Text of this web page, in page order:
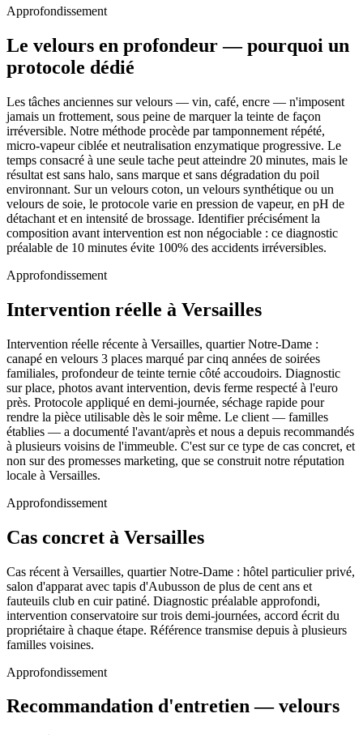
Approfondissement
Le velours en profondeur — pourquoi un
protocole dédié
Les tâches anciennes sur velours — vin, café, encre — n'imposent
jamais un frottement, sous peine de marquer la teinte de façon
irréversible. Notre méthode procède par tamponnement répété,
micro-vapeur ciblée et neutralisation enzymatique progressive. Le
temps consacré à une seule tache peut atteindre 20 minutes, mais le
résultat est sans halo, sans marque et sans dégradation du poil
environnant. Sur un velours coton, un velours synthétique ou un
velours de soie, le protocole varie en pression de vapeur, en pH de
détachant et en intensité de brossage. Identifier précisément la
composition avant intervention est non négociable : ce diagnostic
préalable de 10 minutes évite 100% des accidents irréversibles.
Approfondissement
Intervention réelle à Versailles
Intervention réelle récente à Versailles, quartier Notre-Dame :
canapé en velours 3 places marqué par cinq années de soirées
familiales, profondeur de teinte ternie côté accoudoirs. Diagnostic
sur place, photos avant intervention, devis ferme respecté à l'euro
près. Protocole appliqué en demi-journée, séchage rapide pour
rendre la pièce utilisable dès le soir même. Le client — familles
établies — a documenté l'avant/après et nous a depuis recommandés
à plusieurs voisins de l'immeuble. C'est sur ce type de cas concret, et
non sur des promesses marketing, que se construit notre réputation
locale à Versailles.
Approfondissement
Cas concret à Versailles
Cas récent à Versailles, quartier Notre-Dame : hôtel particulier privé,
salon d'apparat avec tapis d'Aubusson de plus de cent ans et
fauteuils club en cuir patiné. Diagnostic préalable approfondi,
intervention conservatoire sur trois demi-journées, accord écrit du
propriétaire à chaque étape. Référence transmise depuis à plusieurs
familles voisines.
Approfondissement
Recommandation d'entretien — velours